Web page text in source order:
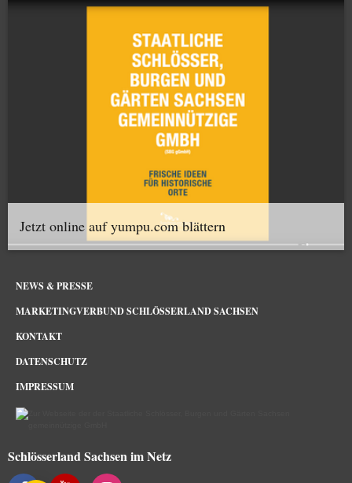
Jetzt online auf yumpu.com blättern
NEWS & PRESSE
MARKETINGVERBUND SCHLÖSSERLAND SACHSEN
KONTAKT
DATENSCHUTZ
IMPRESSUM
Schlösserland Sachsen im Netz